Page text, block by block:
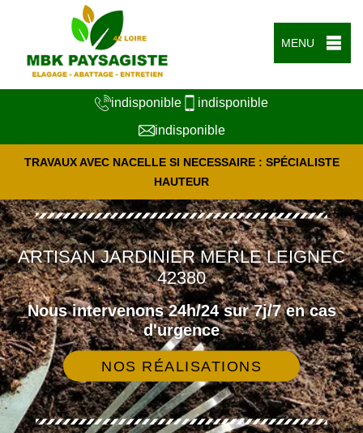
MENU
indisponible
indisponible
indisponible
TRAVAUX AVEC NACELLE SI NECESSAIRE : SPÉCIALISTE
HAUTEUR
ARTISAN JARDINIER MERLE LEIGNEC
42380
Nous intervenons 24h/24 sur 7j/7 en cas
d'urgence
NOS RÉALISATIONS